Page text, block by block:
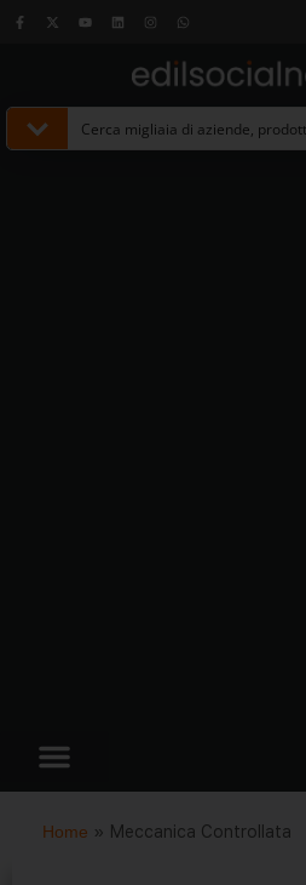
Home » Meccanica Controllata